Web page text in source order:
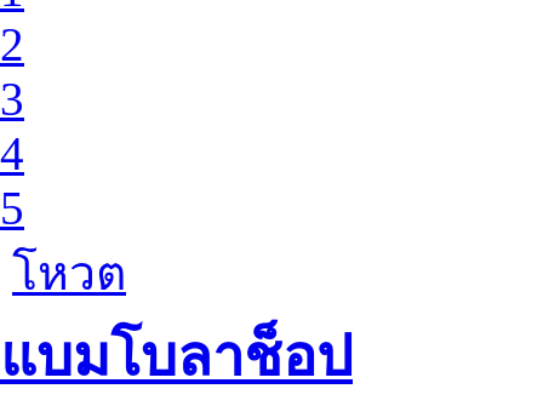
2
3
4
5
โหวต
แบมโบลาช็อป